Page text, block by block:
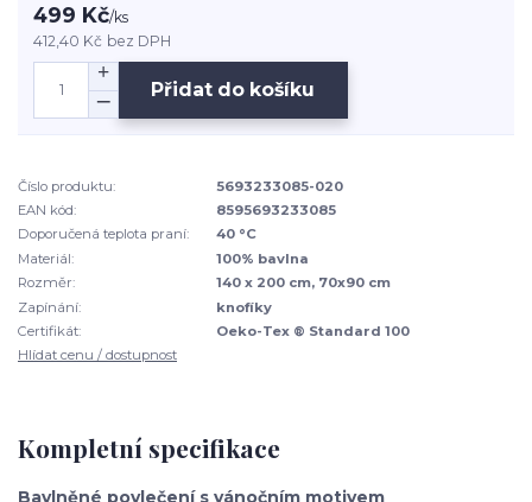
499 Kč/ks
412,40 Kč bez DPH
Přidat do košíku
Číslo produktu:
5693233085-020
EAN kód:
8595693233085
Doporučená teplota praní:
40 °C
Materiál:
100% bavlna
Rozměr:
140 x 200 cm, 70x90 cm
Zapínání:
knofíky
Certifikát:
Oeko-Tex ® Standard 100
Hlídat cenu / dostupnost
Kompletní specifikace
Bavlněné povlečení s vánočním motivem